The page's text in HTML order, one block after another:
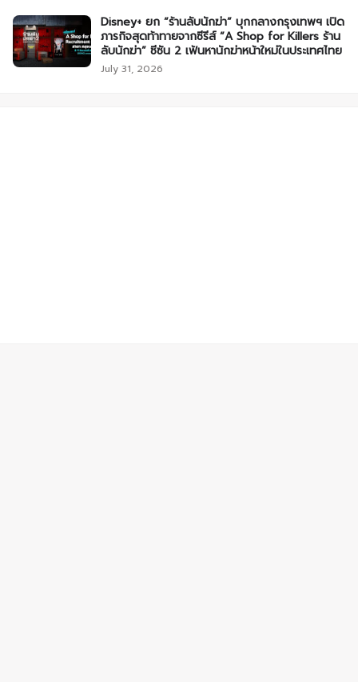
Disney+ ยก “ร้านลับนักฆ่า” บุกกลางกรุงเทพฯ เปิด
ภารกิจสุดท้าทายจากซีรีส์ “A Shop for Killers ร้าน
ลับนักฆ่า” ซีซัน 2 เฟ้นหานักฆ่าหน้าใหม่ในประเทศไทย
July 31, 2026